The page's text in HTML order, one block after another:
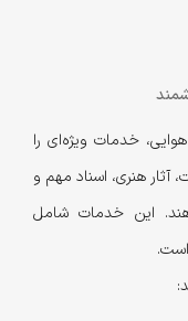
خدمات ویژه‌ای را
آثار هنری، اسناد مهم و
این خدمات شامل